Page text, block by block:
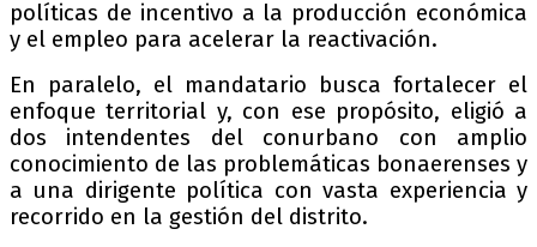
políticas de incentivo a la producción económica
y el empleo para acelerar la reactivación.
En paralelo, el mandatario busca fortalecer el
enfoque territorial y, con ese propósito, eligió a
dos intendentes del conurbano con amplio
conocimiento de las problemáticas bonaerenses y
a una dirigente política con vasta experiencia y
recorrido en la gestión del distrito.